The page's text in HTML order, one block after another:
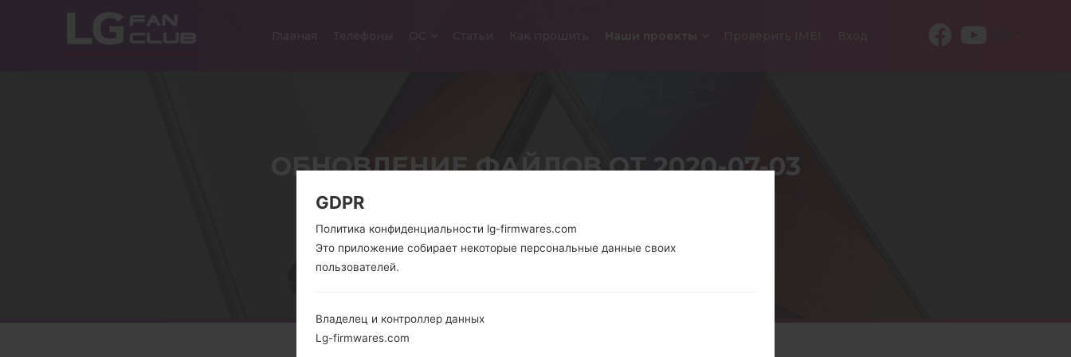
Главная Телефоны ОС Cтатьи Как прошить Наши проекты Проверить IMEI
ОБНОВЛЕНИЕ ФАЙЛОВ ОТ 2020-07-03
Главная →Новости → Обновление файлов от 2020-07-03
GDPR
Политика конфиденциальности lg-firmwares.com
Это приложение собирает некоторые персональные данные своих
пользователей.
Владелец и контроллер данных
Lg-firmwares.com